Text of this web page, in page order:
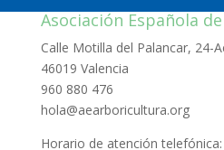
Asociación Española
Calle Motilla del Palancar, 24-
46019 Valencia
960 880 476
hola@aearboricultura.org
Horario de atención telefónica: